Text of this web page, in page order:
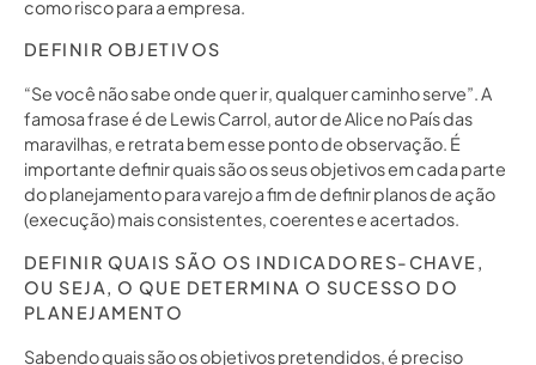
como risco para a empresa.
DEFINIR OBJETIVOS
“Se você não sabe onde quer ir, qualquer caminho serve”. A
famosa frase é de Lewis Carrol, autor de Alice no País das
maravilhas, e retrata bem esse ponto de observação. É
importante definir quais são os seus objetivos em cada parte
do planejamento para varejo a fim de definir planos de ação
(execução) mais consistentes, coerentes e acertados.
DEFINIR QUAIS SÃO OS INDICADORES-CHAVE,
OU SEJA, O QUE DETERMINA O SUCESSO DO
PLANEJAMENTO
Sabendo quais são os objetivos pretendidos, é preciso